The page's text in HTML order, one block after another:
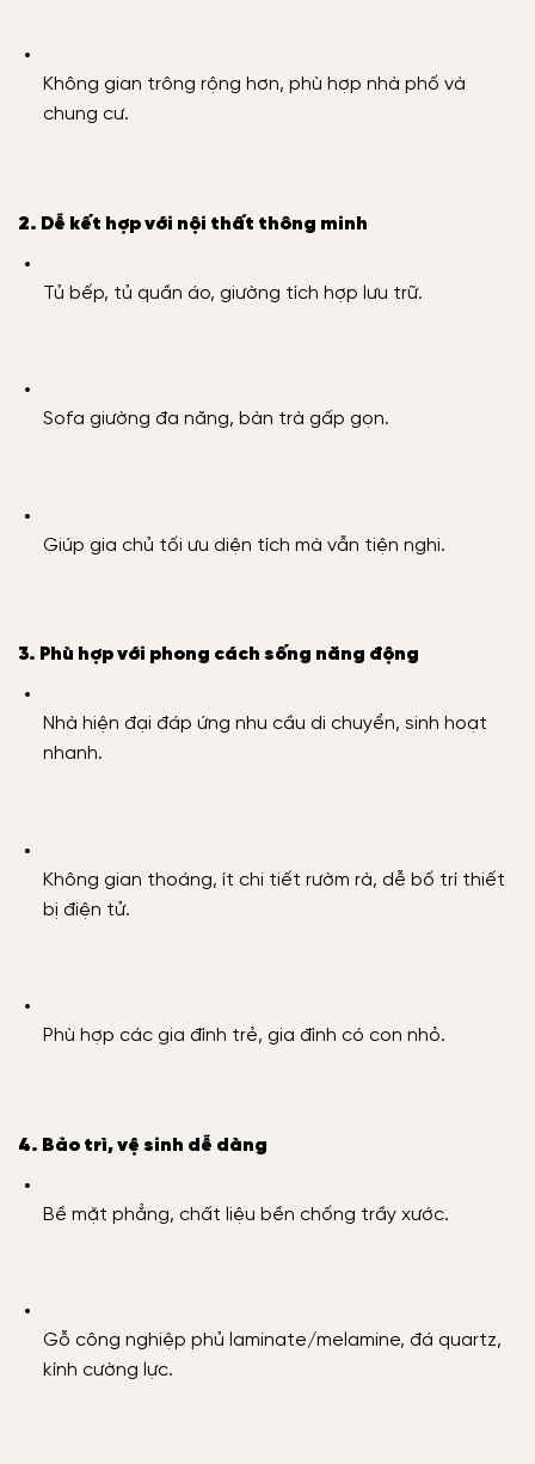
Không gian trông rộng hơn, phù hợp nhà phố và
chung cư.
2. Dễ kết hợp với nội thất thông minh
Tủ bếp, tủ quần áo, giường tích hợp lưu trữ.
Sofa giường đa năng, bàn trà gấp gọn.
Giúp gia chủ tối ưu diện tích mà vẫn tiện nghi.
3. Phù hợp với phong cách sống năng động
Nhà hiện đại đáp ứng nhu cầu di chuyển, sinh hoạt
nhanh.
Không gian thoáng, ít chi tiết rườm rà, dễ bố trí thiết
bị điện tử.
Phù hợp các gia đình trẻ, gia đình có con nhỏ.
4. Bảo trì, vệ sinh dễ dàng
Bề mặt phẳng, chất liệu bền chống trầy xước.
Gỗ công nghiệp phủ laminate/melamine, đá quartz,
kính cường lực.